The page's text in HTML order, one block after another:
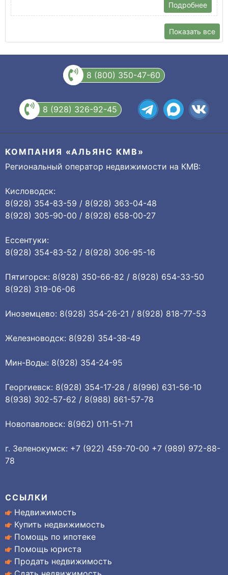
Подробнее
Показать все
8 (800) 350-47-60
8 (928) 326-92-45
КОМПАНИЯ «АЛЬЯНС КМВ»
Региональный оператор недвижимости на КМВ:
Кисловодск:
8(928) 354-83-59 / 8(928) 363-04-48
8(928) 305-90-00 / 8(928) 658-00-27
Ессентуки:
8(928) 354-83-52 / 8(928) 306-95-16
Пятигорск: 8(928) 350-66-82 / 8(928) 654-33-50
8(928) 319-06-06
Иноземцево: 8(928) 354-26-21 / 8(928) 818-77-53
Железноводск: 8(928) 354-38-49
Мин-Воды: 8(928) 354-24-95
Георгиевск: 8(928) 354-17-28 / 8(996) 631-56-10
8(938) 302-57-62 / 8(988) 861-57-78
Новопавловск: 8(962) 011-51-71
г. Зеленокумск: +7 (922) 459-70-00 +7 (989) 972-88-
78
ССЫЛКИ
Недвижимость
Купить недвижимость
Помощь по ипотеке
Помощь юриста
Продать недвижимость